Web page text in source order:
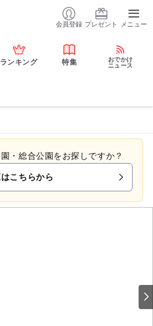
会員登録 プレゼント メニュー
ランキング 特集
おでかけ
ニュース
・総合公園をお探しですか？
こちらから